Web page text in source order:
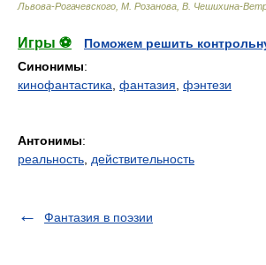
Львова-Рогачевского, М. Розанова, В. Чешихина-
Игры ⚽
Поможем решить
Синонимы:
кинофантастика фантазия фэнтези
Антонимы:
реальность действительность
Фантазия в поэзии